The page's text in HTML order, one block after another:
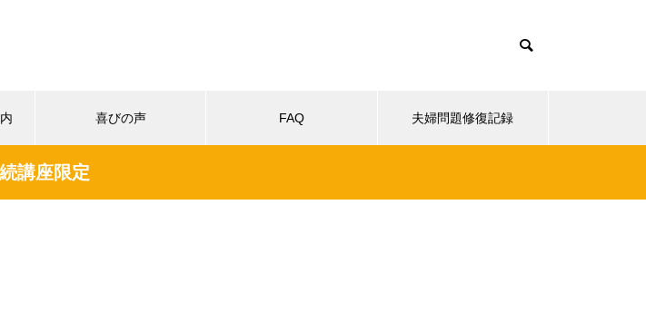
喜びの声 FAQ 夫婦問題修復記録
講座限定